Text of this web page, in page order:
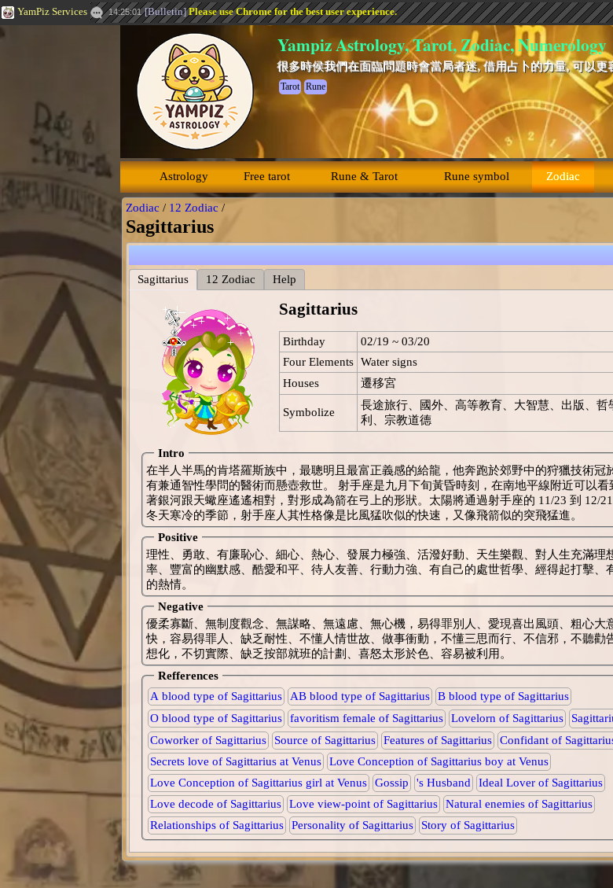
YamPiz Services 14:25:01 [Bulletin]Please use Chrome for the best user experience.
Yampiz Astrology, Tarot, Zodiac, Numerology
很多時侯我們在面臨問題時會當局者迷, 借用占卜的力量, 可以更
Tarot Rune
Astrology Free tarot Rune & Tarot Rune symbol Zodiac
Zodiac / 12 Zodiac /
Sagittarius
Sagittarius 12 Zodiac Help
Sagittarius
Birthday
02/19 ~ 03/20
Four Elements Water signs
Houses
遷移宮
Symbolize
長途旅行、國外、高等教育、大智慧、出版、哲
利、宗教道德
Intro
在半人半馬的肯塔羅斯族中，最聰明且最富正義感的給龍，他奔跑於郊野中的狩獵技術冠
有兼通智性學問的醫術而懸壺救世。 射手座是九月下旬黃昏時刻，在南地平線附近可以看到它，是夾
著銀河跟天蠍座遙遙相對，對形成為箭在弓上的形狀。太陽將通過射手座的 11/23 到 12/
冬天寒冷的季節，射手座人其性格像是比風猛吹似的快速，又像飛箭似的突飛猛進。
Positive
理性、勇敢、有廉恥心、細心、熱心、發展力極強、活潑好動、天生樂觀、對人生充滿理
率、豐富的幽默感、酷愛和平、待人友善、行動力強、有自己的處世哲學、經得起打擊、
的熱情。
Negative
優柔寡斷、無制度觀念、無謀略、無遠慮、無心機，易得罪別人、愛現喜出風頭、粗心大
快，容易得罪人、缺乏耐性、不懂人情世故、做事衝動，不懂三思而行、不信邪，不聽勸
想化，不切實際、缺乏按部就班的計劃、喜怒太形於色、容易被利用。
Refferences
A blood type of Sagittarius
AB blood type of Sagittarius
B blood type of Sagittarius
O blood type of Sagittarius
favoritism female of Sagittarius Lovelorn of Sagittarius
Coworker of Sagittarius
Source of Sagittarius Features of Sagittarius
Confidant of
Secrets love of Sagittarius at Venus
Love Conception of Sagittarius boy at Venus
Love Conception of Sagittarius girl at Venus
Gossip 's Husband
Ideal Lover of Sagittarius
Love decode of Sagittarius
Love view-point of Sagittarius
Natural enemies of Sagittarius
Relationships of Sagittarius
Personality of Sagittarius Story of Sagittarius